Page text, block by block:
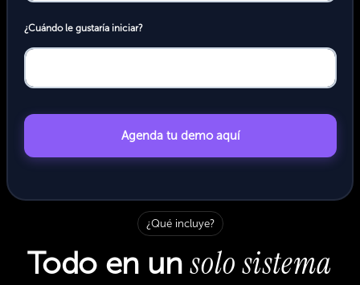
¿Cuándo le gustaría iniciar?
Agenda tu demo aquí
¿Qué incluye?
Todo en un solo sistema